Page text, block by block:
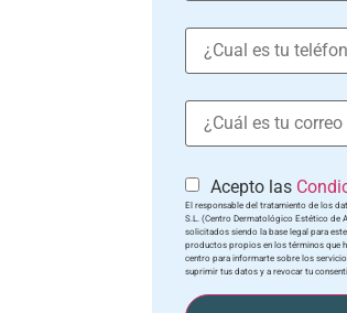
Acepto las
El responsable del tratamiento de los
S.L. (Centro Dermatológico Estético de
solicitados siendo la base legal para
productos propios en los términos que
centro para informarte sobre los
suprimir tus datos y a revocar tu